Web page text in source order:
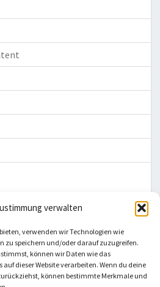
verwalten
verwenden wir Technologien wie
zu speichern und/oder darauf zuzugreifen.
können wir Daten wie das
dieser Website verarbeiten. Wenn du deine
können bestimmte Merkmale und